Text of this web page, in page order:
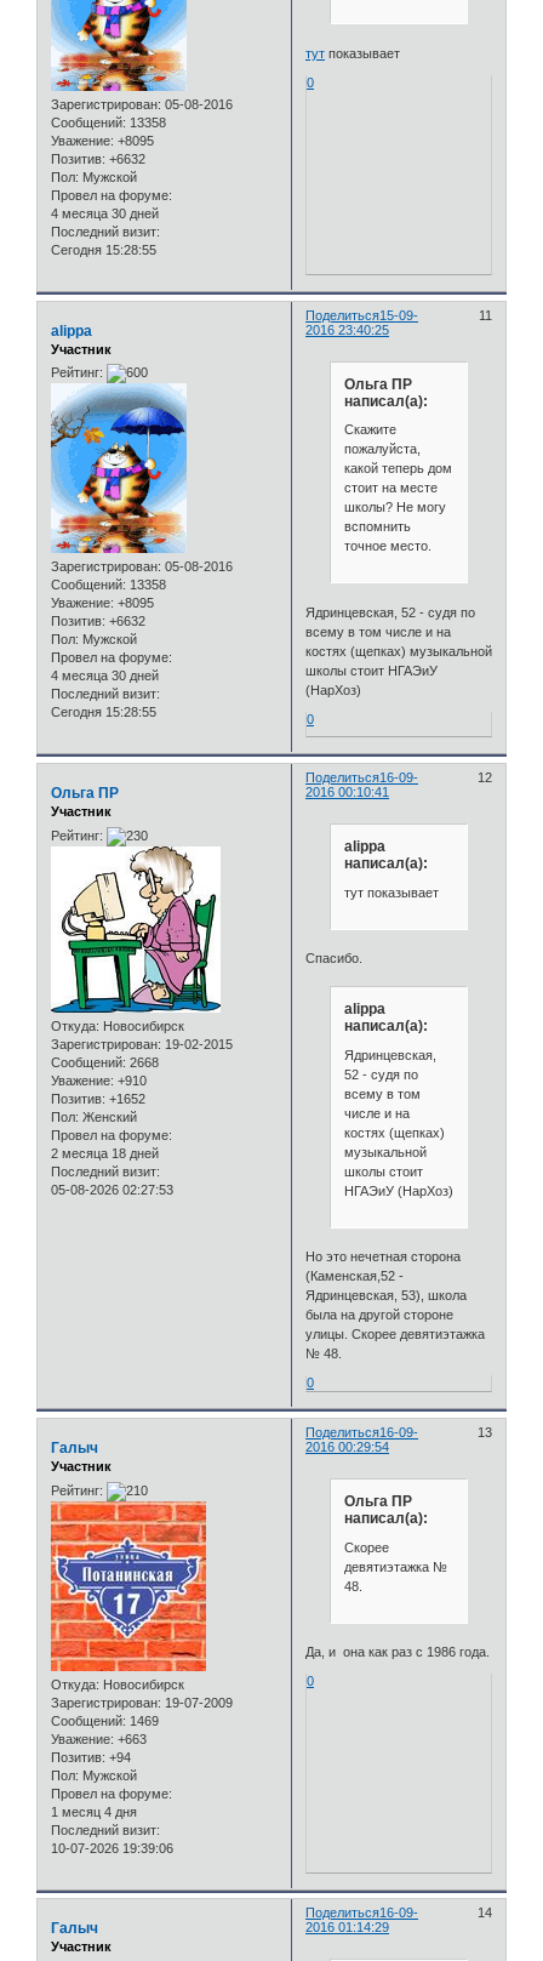
Зарегистрирован: 05-08-2016
Сообщений: 13358
Уважение: +8095
Позитив: +6632
Пол: Мужской
Провел на форуме:
4 месяца 30 дней
Последний визит:
Сегодня 15:28:55
тут показывает
0
Поделиться 11
15-09-
2016 23:40:25
alippa
Участник
Рейтинг:
Зарегистрирован: 05-08-2016
Сообщений: 13358
Уважение: +8095
Позитив: +6632
Пол: Мужской
Провел на форуме:
4 месяца 30 дней
Последний визит:
Сегодня 15:28:55
Ольга ПР
написал(а):
Скажите
пожалуйста,
какой теперь дом
стоит на месте
школы? Не могу
вспомнить
точное место.
Ядринцевская, 52 - судя по
всему в том числе и на
костях (щепках) музыкальной
школы стоит НГАЭиУ
(НарХоз)
0
Поделиться 12
16-09-
2016 00:10:41
Ольга ПР
Участник
Рейтинг:
Откуда: Новосибирск
Зарегистрирован: 19-02-2015
Сообщений: 2668
Уважение: +910
Позитив: +1652
Пол: Женский
Провел на форуме:
2 месяца 18 дней
Последний визит:
05-08-2026 02:27:53
alippa
написал(а):
тут показывает
Спасибо.
alippa
написал(а):
Ядринцевская,
52 - судя по
всему в том
числе и на
костях (щепках)
музыкальной
школы стоит
НГАЭиУ (НарХоз)
Но это нечетная сторона
(Каменская,52 -
Ядринцевская, 53), школа
была на другой стороне
улицы. Скорее девятиэтажка
№ 48.
0
Поделиться 13
16-09-
2016 00:29:54
Галыч
Участник
Рейтинг:
Откуда: Новосибирск
Зарегистрирован: 19-07-2009
Сообщений: 1469
Уважение: +663
Позитив: +94
Пол: Мужской
Провел на форуме:
1 месяц 4 дня
Последний визит:
10-07-2026 19:39:06
Ольга ПР
написал(а):
Скорее
девятиэтажка №
48.
Да, и она как раз с 1986 года.
0
Поделиться 14
16-09-
2016 01:14:29
Галыч
Участник